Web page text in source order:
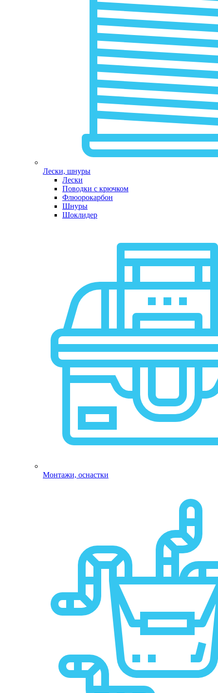
Лески, шнуры
Лески
Поводки с крючком
Флюорокарбон
Шнуры
Шоклидер
Монтажи, оснастки